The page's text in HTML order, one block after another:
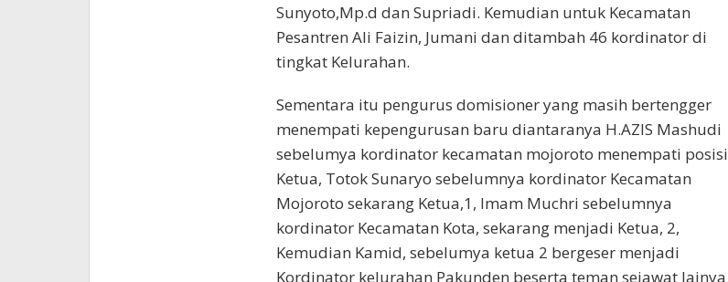
Sunyoto,Mp.d dan Supriadi. Kemudian untuk Kecamatan
Pesantren Ali Faizin, Jumani dan ditambah 46 kordinator di
tingkat Kelurahan.
Sementara itu pengurus domisioner yang masih bertengger
menempati kepengurusan baru diantaranya H.AZIS Mashudi
sebelumya kordinator kecamatan mojoroto menempati posisi
Ketua, Totok Sunaryo sebelumnya kordinator Kecamatan
Mojoroto sekarang Ketua,1, Imam Muchri sebelumnya
kordinator Kecamatan Kota, sekarang menjadi Ketua, 2,
Kemudian Kamid, sebelumya ketua 2 bergeser menjadi
Kordinator kelurahan Pakunden beserta teman sejawat lainya